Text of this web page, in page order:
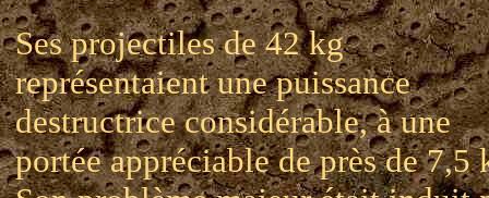
Ses projectiles de 42 kg
représentaient une puissance
destructrice considérable, à une
portée appréciable de près de 7,5